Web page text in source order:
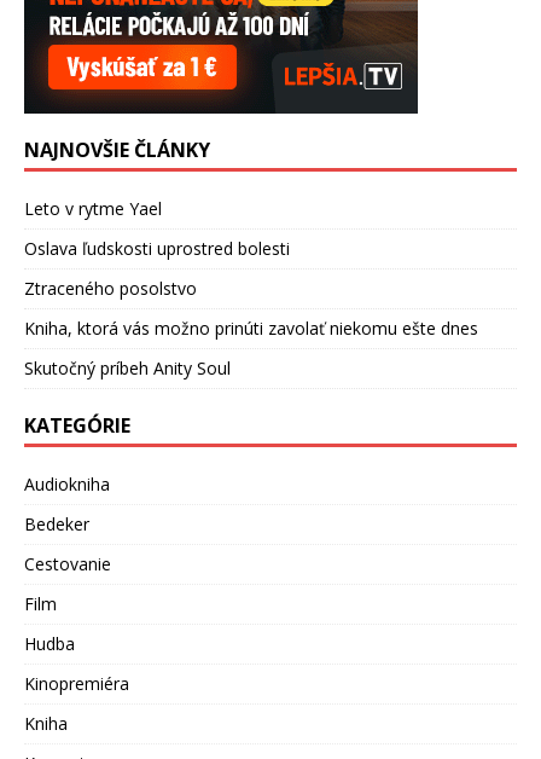
NAJNOVŠIE ČLÁNKY
Leto v rytme Yael
Oslava ľudskosti uprostred bolesti
Ztraceného posolstvo
Kniha, ktorá vás možno prinúti zavolať niekomu ešte dnes
Skutočný príbeh Anity Soul
KATEGÓRIE
Audiokniha
Bedeker
Cestovanie
Film
Hudba
Kinopremiéra
Kniha